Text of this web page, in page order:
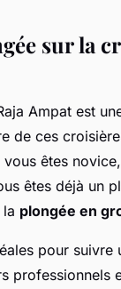
sur la
Ampat est
de ces
êtes
êtes déjà un
plongée en
pour